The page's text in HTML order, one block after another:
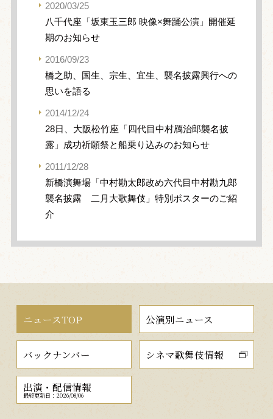
2020/03/25
八千代座「坂東玉三郎 映像×舞踊公演」開催延
期のお知らせ
2016/09/23
橋之助、国生、宗生、宜生、襲名披露興行への
思いを語る
2014/12/24
28日、大阪松竹座「四代目中村鴈治郎襲名披
露」成功祈願祭と船乗り込みのお知らせ
2011/12/28
新橋演舞場「中村勘太郎改め六代目中村勘九郎
襲名披露 二月大歌舞伎」特別ポスターのご紹
介
ニュースTOP 公演別ニュース
バックナンバー シネマ歌舞伎情報
出演・配信情報
最終更新日：2026/08/06